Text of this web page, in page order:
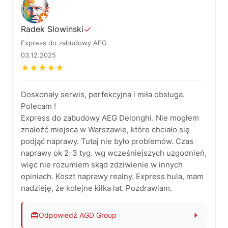
zaufanie jest dla nas bardzo ważne.
Zespół AGD Group – serwis ekspresów do kawy w
Łodzi.
Radek Slowinski✓
Express do zabudowy AEG
03.12.2025
★ ★ ★ ★ ★
Doskonały serwis, perfekcyjna i miła obsługa.
Polecam !
Express do zabudowy AEG Delonghi. Nie mogłem
znaleźć miejsca w Warszawie, które chciało się
podjąć naprawy. Tutaj nie było problemów. Czas
naprawy ok 2-3 tyg. wg wcześniejszych uzgodnień,
więc nie rozumiem skąd zdziwienie w innych
opiniach. Koszt naprawy realny. Express hula, mam
nadzieję, że kolejne kilka lat. Pozdrawiam.
Odpowiedź AGD Group